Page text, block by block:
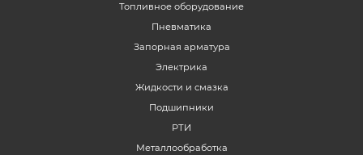
Топливное оборудование
Пневматика
Запорная арматура
Электрика
Жидкости и смазка
Подшипники
РТИ
Металлообработка